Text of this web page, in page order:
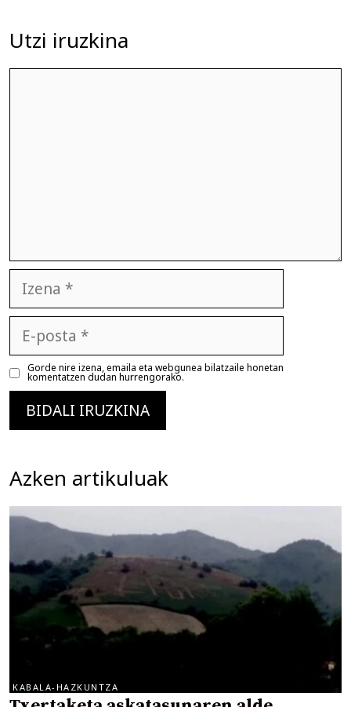
Utzi iruzkina
posta
Gorde nire izena, emaila eta webgunea bilatzaile honetan
komentatzen dudan hurrengorako.
Azken artikuluak
KABALA-HAZKUNTZA